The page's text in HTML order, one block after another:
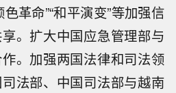
革命”“和平演变”等加强信
。扩大中国应急管理部与
。加强两国法律和司法领
法部、中国司法部与越南